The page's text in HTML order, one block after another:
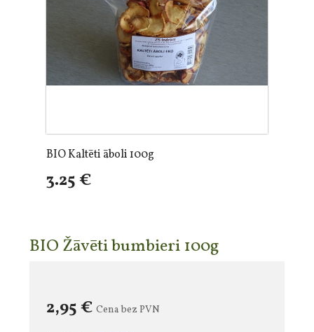
BIO Kaltēti āboli 100g
3.25 €
BIO Žāvēti bumbieri 100g
2,95 € Cena bez PVN